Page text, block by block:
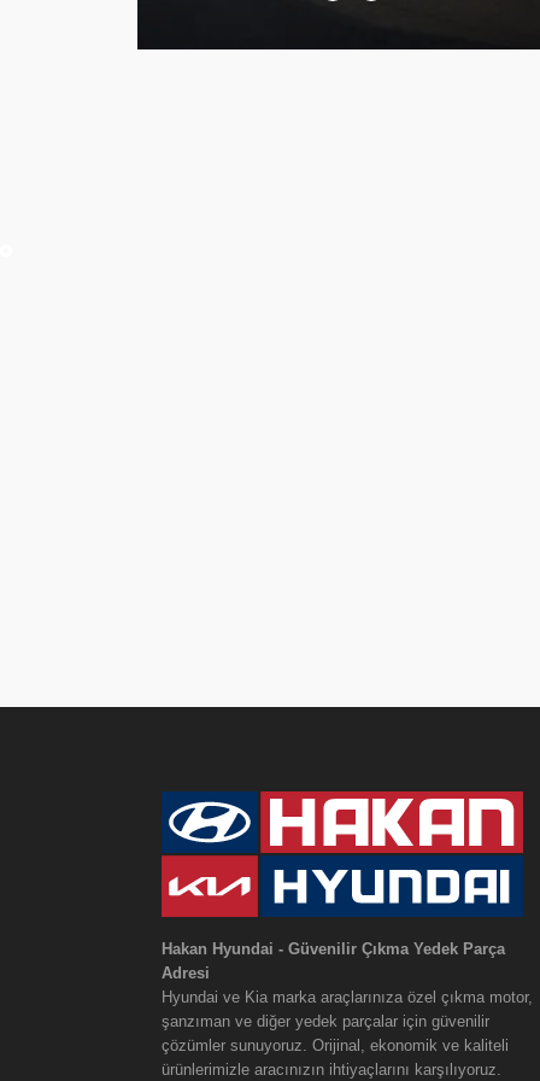
Hakan Hyundai - Güvenilir Çıkma Yedek Parça
Adresi
Hyundai ve Kia marka araçlarınıza özel çıkma motor,
şanzıman ve diğer yedek parçalar için güvenilir
çözümler sunuyoruz. Orijinal, ekonomik ve kaliteli
ürünlerimizle aracınızın ihtiyaçlarını karşılıyoruz.